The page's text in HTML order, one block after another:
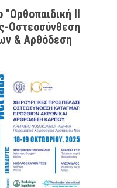
IΙ
Οστεοσύνθεση
& Αρθόδεση